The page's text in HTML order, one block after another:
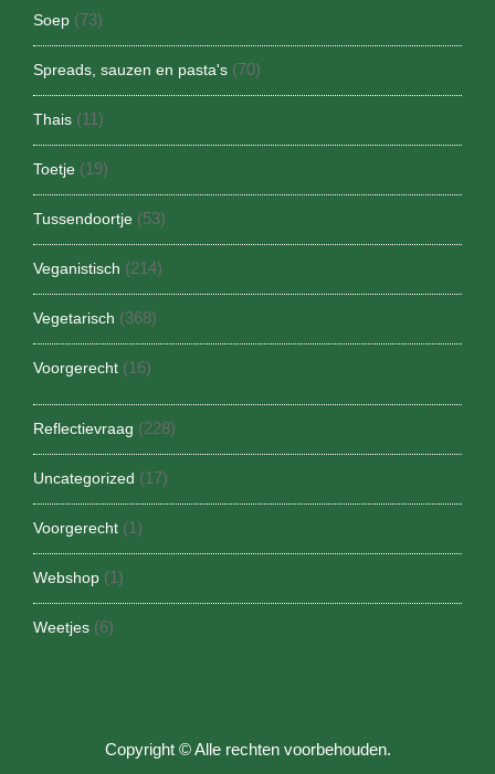
Soep (73)
Spreads, sauzen en pasta's (70)
Thais (11)
Toetje (19)
Tussendoortje (53)
Veganistisch (214)
Vegetarisch (368)
Voorgerecht (16)
Reflectievraag (228)
Uncategorized (17)
Voorgerecht (1)
Webshop (1)
Weetjes (6)
Copyright © Alle rechten voorbehouden.